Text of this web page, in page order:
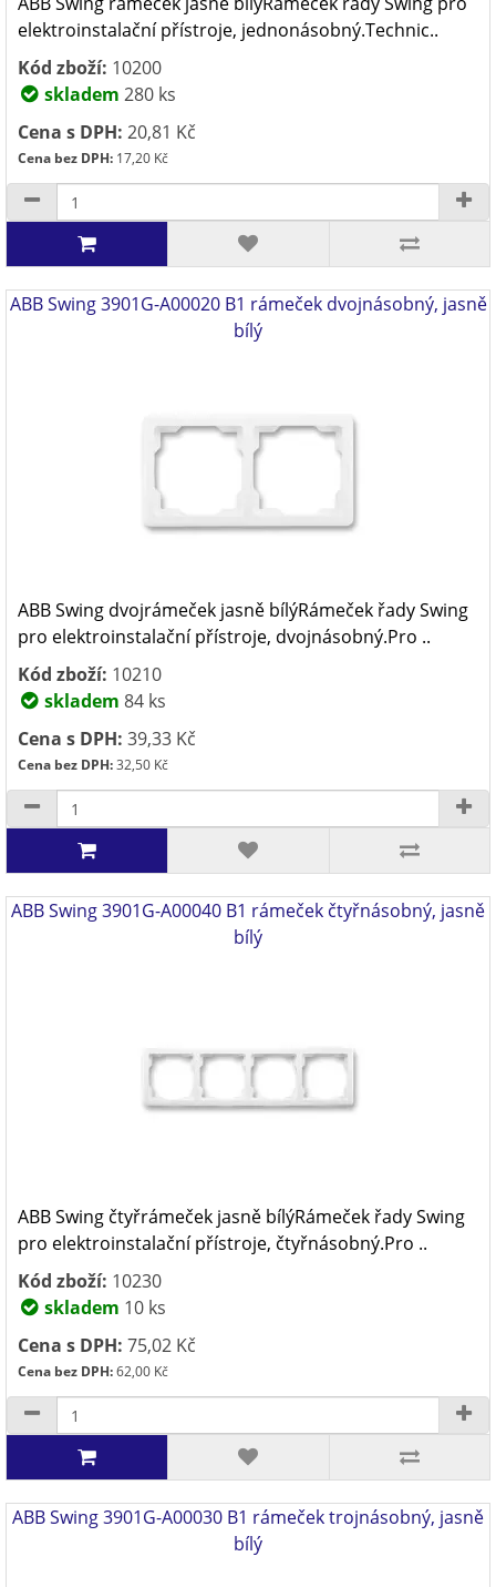
elektroinstalační přístroje, jednonásobný.Technic..
Kód zboží: 10200
skladem 280 ks
Cena s DPH: 20,81 Kč
Cena bez DPH: 17,20 Kč
ABB Swing 3901G-A00020 B1 rámeček dvojnásobný, jasně
bílý
ABB Swing dvojrámeček jasně bílýRámeček řady Swing
pro elektroinstalační přístroje, dvojnásobný.Pro ..
Kód zboží: 10210
skladem 84 ks
Cena s DPH: 39,33 Kč
Cena bez DPH:32,50 Kč
ABB Swing 3901G-A00040 B1 rámeček čtyřnásobný, jasně
bílý
ABB Swing čtyřrámeček jasně bílýRámeček řady Swing
pro elektroinstalační přístroje, čtyřnásobný.Pro ..
Kód zboží: 10230
skladem 10 ks
Cena s DPH: 75,02 Kč
Cena bez DPH:62,00 Kč
ABB Swing 3901G-A00030 B1 rámeček trojnásobný, jasně
bílý